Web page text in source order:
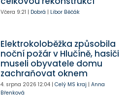
Včera 9:21 | Dobrá | Libor Běčák
Elektrokoloběžka způsobila
noční požár v Hlučíně, hasiči
museli obyvatele domu
zachraňovat oknem
4. srpna 2026 12:04| Celý MS kraj | Anna
Břenková